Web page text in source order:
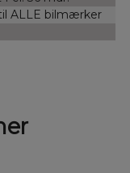
ALLE bilmærker